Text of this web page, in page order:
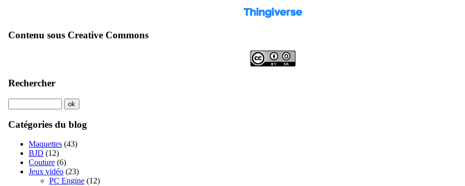
Contenu sous Creative Commons
Rechercher
Catégories du blog
Maquettes (43)
BJD (12)
Couture (6)
Jeux vidéo (23)
PC Engine (12)